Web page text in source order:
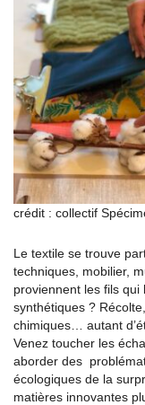
crédit : collectif
Le textile se trouve
techniques, mobilier,
proviennent les fils
synthétiques ?
chimiques… autant
Venez toucher les
aborder des
écologiques de la
matières innovantes